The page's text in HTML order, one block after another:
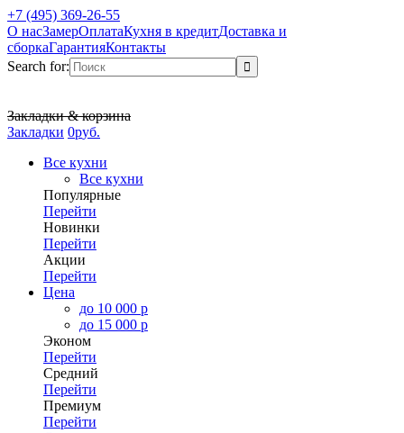
+7 (495) 369-26-55
О насЗамерОплатаКухня в кредитДоставка и
сборкаГарантияКонтакты
Search for:
Закладки & корзина
Закладки 0руб.
Все кухни
Все кухни
Популярные
Перейти
Новинки
Перейти
Акции
Перейти
Цена
до 10 000 р
до 15 000 р
Эконом
Перейти
Средний
Перейти
Премиум
Перейти